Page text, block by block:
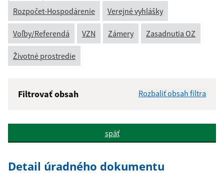
Rozpočet-Hospodárenie Verejné vyhlášky
Voľby/Referendá VZN Zámery Zasadnutia OZ
Životné prostredie
Filtrovať obsah Rozbaliť obsah filtra
Popis:
späť
Detail úradného dokumentu